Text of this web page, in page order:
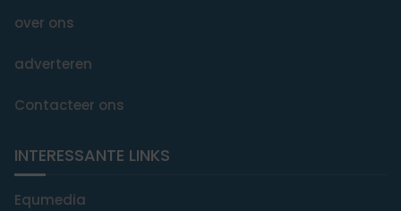
over ons
adverteren
Contacteer ons
INTERESSANTE LINKS
Equmedia